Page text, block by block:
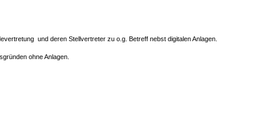
und deren Stellvertreter zu o.g. Betreff nebst digitalen Anlagen.
ohne Anlagen.